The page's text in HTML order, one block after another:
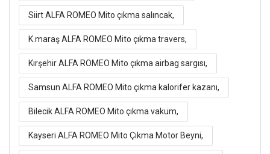
Siirt ALFA ROMEO Mito çıkma salıncak,
K.maraş ALFA ROMEO Mito çıkma travers,
Kırşehir ALFA ROMEO Mito çıkma airbag sargısı,
Samsun ALFA ROMEO Mito çıkma kalorifer kazanı,
Bilecik ALFA ROMEO Mito çıkma vakum,
Kayseri ALFA ROMEO Mito Çıkma Motor Beyni,